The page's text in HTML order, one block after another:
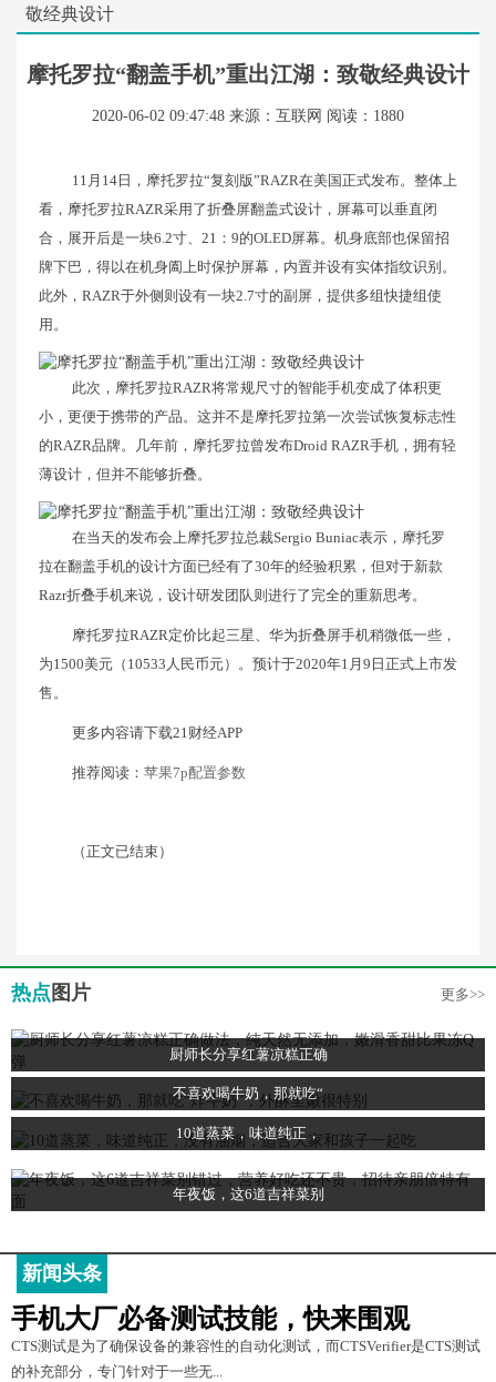
敬经典设计
摩托罗拉“翻盖手机”重出江湖：致敬经典设计
2020-06-02 09:47:48 来源：互联网 阅读：1880
11月14日，摩托罗拉“复刻版”RAZR在美国正式发布。整体上
看，摩托罗拉RAZR采用了折叠屏翻盖式设计，屏幕可以垂直闭
合，展开后是一块6.2寸、21：9的OLED屏幕。机身底部也保留招
牌下巴，得以在机身阖上时保护屏幕，内置并设有实体指纹识别。
此外，RAZR于外侧则设有一块2.7寸的副屏，提供多组快捷组使
用。
此次，摩托罗拉RAZR将常规尺寸的智能手机变成了体积更
小，更便于携带的产品。这并不是摩托罗拉第一次尝试恢复标志性
的RAZR品牌。几年前，摩托罗拉曾发布Droid RAZR手机，拥有轻
薄设计，但并不能够折叠。
在当天的发布会上摩托罗拉总裁Sergio Buniac表示，摩托罗
拉在翻盖手机的设计方面已经有了30年的经验积累，但对于新款
Razr折叠手机来说，设计研发团队则进行了完全的重新思考。
摩托罗拉RAZR定价比起三星、华为折叠屏手机稍微低一些，
为1500美元（10533人民币元）。预计于2020年1月9日正式上市发
售。
更多内容请下载21财经APP
推荐阅读： 苹果7p配置参数
（正文已结束）
热点 图片 更多>>
厨师长分享红薯凉糕正确
不喜欢喝牛奶，那就吃“
10道蒸菜，味道纯正，
年夜饭，这6道吉祥菜别
新闻头条
手机大厂必备测试技能，快来围观
CTS测试是为了确保设备的兼容性的自动化测试，而CTSVerifier是CTS测试
的补充部分，专门针对于一些无...